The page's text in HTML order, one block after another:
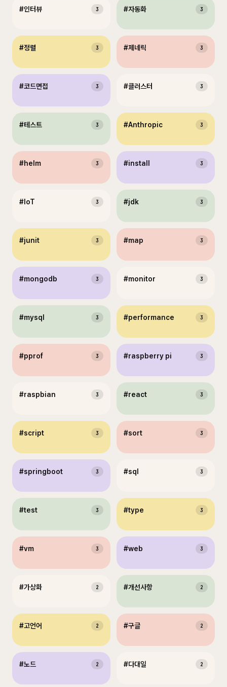
#인터뷰 3 #자동화 3
#정렬 3 #제네릭 3
#코드면접 3 #클러스터 3
#테스트 3 #Anthropic 3
#helm 3 #install 3
# IoT 3 #jdk 3
#junit 3 #map 3
#mongodb 3 #monitor 3
#mysql 3 #performance 3
#pprof 3 #raspberry pi 3
#raspbian 3 #react 3
#script 3 #sort 3
#springboot 3 #sql 3
#test 3 #type 3
#vm 3 #web 3
#가상화 2 #개선사항 2
#고언어 2 #구글 2
#노드 2 #다대일 2